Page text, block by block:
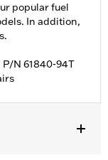
popular fuel
In addition,
N 61840-94T